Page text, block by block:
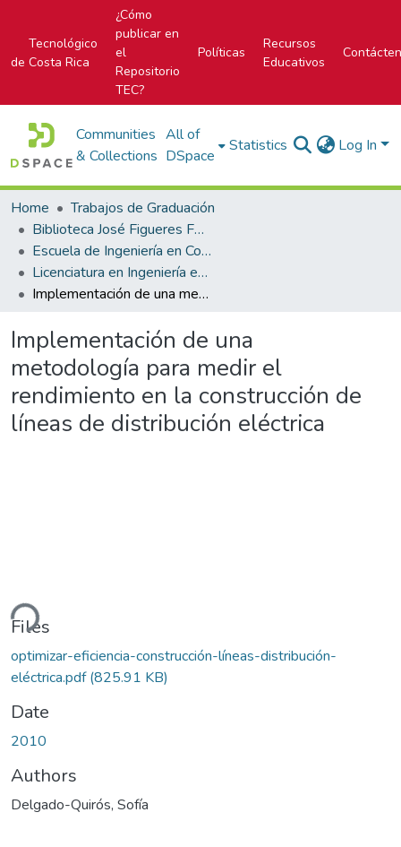
Tecnológico
de Costa Rica
¿Cómo
publicar en
el
Repositorio
TEC?
Políticas
Recursos
Educativos
Communities
& Collections
All of
DSpace
Statistics Log In
Home
Trabajos de Graduación
Biblioteca José Figueres Ferrer
Escuela de Ingeniería en Construcción
Licenciatura en Ingeniería en Construcción
Implementación de una metodología para medir el rendimiento en la construcción de líneas de distribución eléctrica
Implementación de una
metodología para medir el
rendimiento en la construcción de
líneas de distribución eléctrica
Files
optimizar-eficiencia-construcción-líneas-distribución-
eléctrica.pdf(825.91 KB)
Date
2010
Authors
Delgado-Quirós, Sofía